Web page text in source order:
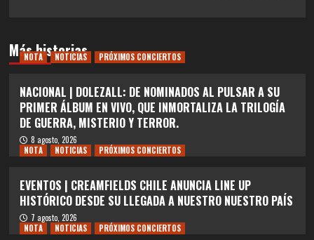
Más historias
NOTA NOTICIAS PRÓXIMOS CONCIERTOS
NACIONAL | DOLEZALL: DE NOMINADOS AL PULSAR A SU
PRIMER ÁLBUM EN VIVO, QUE INMORTALIZA LA TRILOGÍA
DE GUERRA, MISTERIO Y TERROR.
8 agosto, 2026
NOTA
NOTICIAS PRÓXIMOS CONCIERTOS
EVENTOS | CREAMFIELDS CHILE ANUNCIA LINE UP
HISTÓRICO DESDE SU LLEGADA A NUESTRO NUESTRO PAÍS
7 agosto, 2026
NOTA
NOTICIAS PRÓXIMOS CONCIERTOS